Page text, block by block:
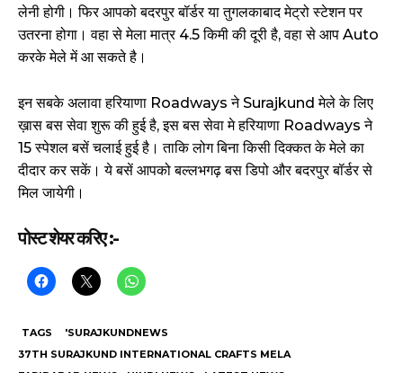
लेनी होगी। फिर आपको बदरपुर बॉर्डर या तुगलकाबाद मेट्रो स्टेशन पर
उतरना होगा। वहा से मेला मात्र 4.5 किमी की दूरी है, वहा से आप Auto
करके मेले में आ सकते है।
इन सबके अलावा हरियाणा Roadways ने Surajkund मेले के लिए
ख़ास बस सेवा शुरू की हुई है, इस बस सेवा मे हरियाणा Roadways ने
15 स्पेशल बसें चलाई हुई है। ताकि लोग बिना किसी दिक्कत के मेले का
दीदार कर सकें। ये बसें आपको बल्लभगढ़ बस डिपो और बदरपुर बॉर्डर से
मिल जायेगी।
पोस्ट शेयर करिए :-
TAGS
'SURAJKUNDNEWS
37TH SURAJKUND INTERNATIONAL CRAFTS MELA